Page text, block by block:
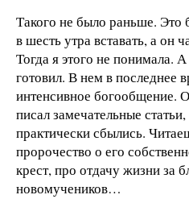
Такого не было раньше.
в шесть утра вставать, а он
Тогда я этого не понимала.
готовил. В нем в последнее
интенсивное богообщение.
писал замечательные
практически сбылись.
пророчество о его
крест, про отдачу жизни за
новомучеников…